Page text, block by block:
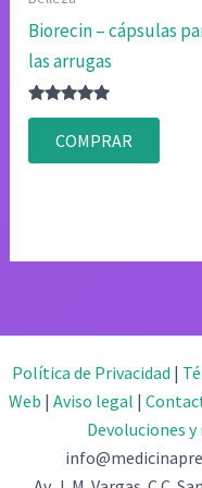
Biorecin – cápsulas
las arrugas
Valorado
4.83
de 5
COMPRAR
Política de Privacidad |
Web | Aviso legal |
Devoluciones